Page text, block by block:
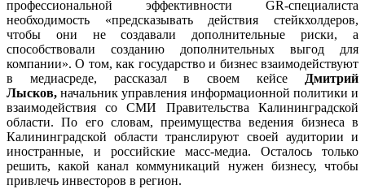
профессиональной эффективности GR-специалиста
необходимость «предсказывать действия стейкхолдеров,
чтобы они не создавали дополнительные риски, а
способствовали созданию дополнительных выгод для
компании». О том, как государство и бизнес взаимодействуют
в медиасреде, рассказал в своем кейсе
Дмитрий
Лысков, начальник управления информационной политики и
взаимодействия со СМИ Правительства Калининградской
области. По его словам, преимущества ведения бизнеса в
Калининградской области транслируют своей аудитории и
иностранные, и российские масс-медиа. Осталось только
решить, какой канал коммуникаций нужен бизнесу, чтобы
привлечь инвесторов в регион.